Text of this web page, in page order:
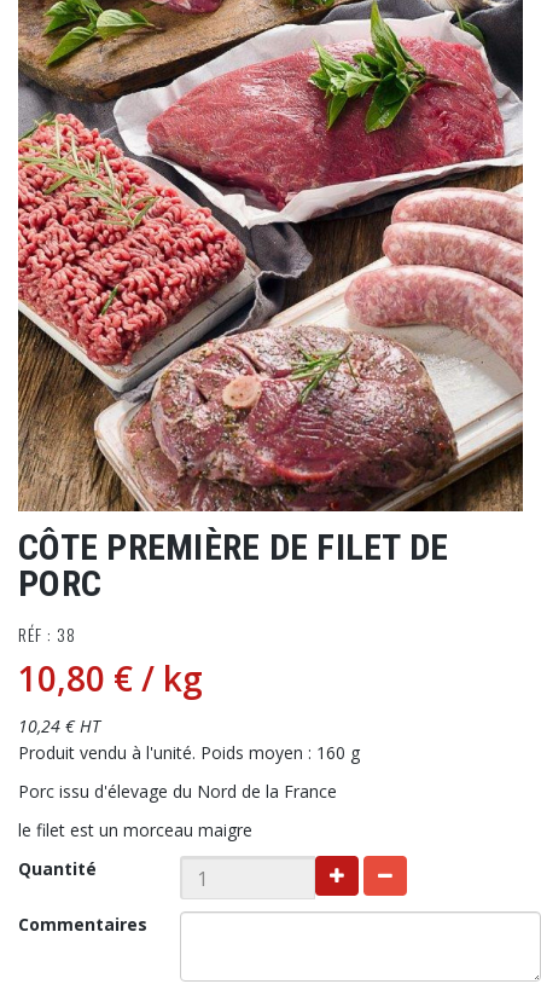
CÔTE PREMIÈRE DE FILET DE
PORC
RÉF : 38
10,80 €/ kg
10,24 € HT
Produit vendu à l'unité. Poids moyen : 160 g
Porc issu d'élevage du Nord de la France
le filet est un morceau maigre
Quantité
Commentaires